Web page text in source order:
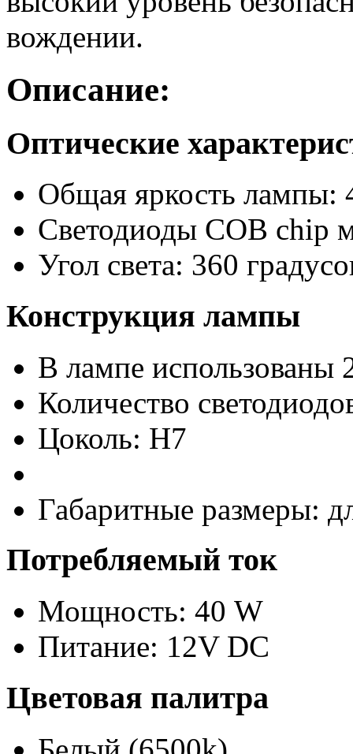
вождении.
Описание:
Оптические
Общая яркость лампы:
Светодиоды COB chip
Угол света: 360
Конструкция лампы
В лампе использованы
Количество
Цоколь: H7
Габаритные размеры:
Потребляемый ток
Мощность: 40 W
Питание: 12V DC
Цветовая палитра